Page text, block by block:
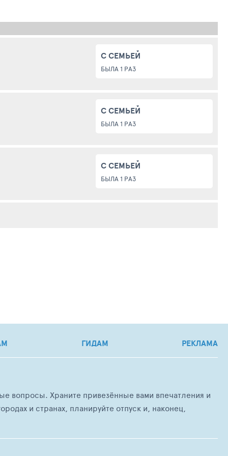
С СЕМЬЕЙ
БЫЛА 1 РАЗ
С СЕМЬЕЙ
БЫЛА 1 РАЗ
С СЕМЬЕЙ
БЫЛА 1 РАЗ
ГИДАМ РЕКЛАМА
вопросы. Храните привезённые вами впечатления и
и странах, планируйте отпуск и, наконец,